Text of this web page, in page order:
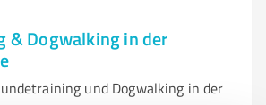
& Dogwalking in der
und Dogwalking in der